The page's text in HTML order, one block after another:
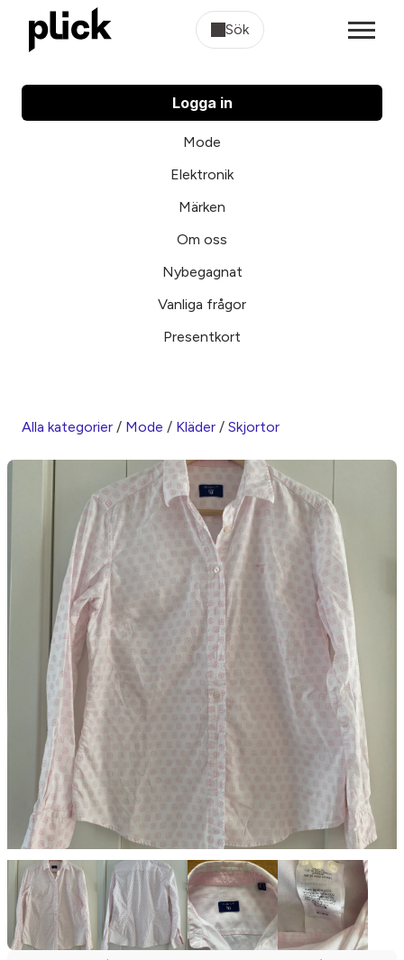
Sök
Logga in
Mode
Elektronik
Märken
Om oss
Nybegagnat
Vanliga frågor
Presentkort
Alla kategorier / Mode / Kläder / Skjortor